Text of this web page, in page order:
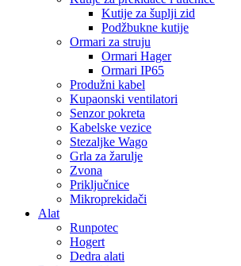
Kutije za šuplji zid
Podžbukne kutije
Ormari za struju
Ormari Hager
Ormari IP65
Produžni kabel
Kupaonski ventilatori
Senzor pokreta
Kabelske vezice
Stezaljke Wago
Grla za žarulje
Zvona
Priključnice
Mikroprekidači
Alat
Runpotec
Hogert
Dedra alati